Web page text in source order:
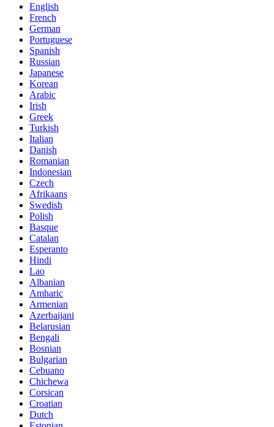
English
French
German
Portuguese
Spanish
Russian
Japanese
Korean
Arabic
Irish
Greek
Turkish
Italian
Danish
Romanian
Indonesian
Czech
Afrikaans
Swedish
Polish
Basque
Catalan
Esperanto
Hindi
Lao
Albanian
Amharic
Armenian
Azerbaijani
Belarusian
Bengali
Bosnian
Bulgarian
Cebuano
Chichewa
Corsican
Croatian
Dutch